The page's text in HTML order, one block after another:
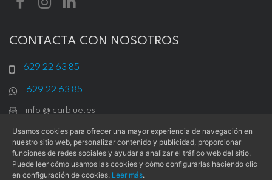
CONTACTA CON NOSOTROS
629 22 63 85
629 22 63 85
info @ carblue.es
Usamos cookies para ofrecer una mayor experiencia de navegación en
nuestro sitio web, personalizar contenido y publicidad, proporcionar
funciones de redes sociales y ayudar a analizar el tráfico web del sitio.
Puede leer cómo usamos las cookies y cómo configurarlas haciendo clic
en configuración de cookies. Leer más.